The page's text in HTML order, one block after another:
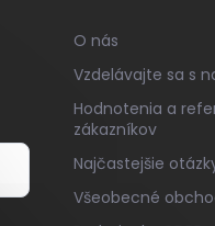
O nás
Vzdelávajte sa s
Hodnotenia a
zákazníkov
Najčastejšie
Všeobecné